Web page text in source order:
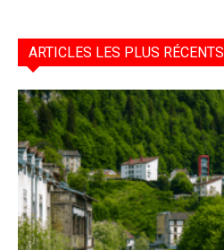
ARTICLES LES PLUS RÉCENTS